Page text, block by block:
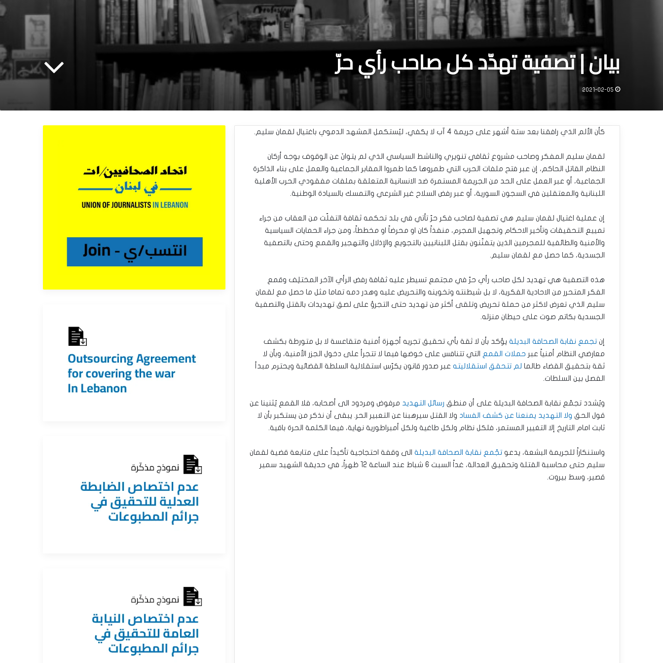
بيان | تصفية تهدّد كل صاحب رأي حرّ
2021-02-05
كأن الألم الذي رافقنا بعد ستة أشهر على جريمة 4 آب لا يكفي، ليُستكمل المشهد الدموي باغتيال لقمان سليم.
لقمان سليم المفكر وصاحب مشروع ثقافي تنويري والناشط السياسي الذي لم يتوانَ عن الوقوف بوجه أركان
النظام القاتل الحاكم، إن عبر فتح ملفات الحرب التي طمروها كما طمروا المقابر الجماعية والعمل على بناء الذاكرة
الجماعية، أو عبر العمل على الحد من الجريمة المستمرة ضد الانسانية المتعلقة بملفات مفقودي الحرب الأهلية
اللبنانية والمعتقلين في السجون السورية، أو عبر رفض السلاح غير الشرعي والتمسك بالسيادة الوطنية.
إن عملية اغتيال لقمان سليم هي تصفية لصاحب فكر حرّ تأتي في بلد تحكمه ثقافة التفلّت من العقاب من جراء
تمييع التحقيقات وتأخير الاحكام وتجهيل المجرم، منفذاً كان او محرضاً او مخططاً، ومن جراء الحمايات السياسية
والأمنية والطائفية للمجرمين الذين يتفنّنون بقتل اللبنانيين بالتجويع والإذلال والتهجير والقمع وحتى بالتصفية
الجسدية، كما حصل مع لقمان سليم.
هذه التصفية هي تهديد لكل صاحب رأي حرّ في مجتمع تسيطر عليه ثقافة رفض الرأي الآخر المختلِف وقمع
الفكر المتحرر من الاحادية الفكرية، لا بل شيطنته وتخوينه والتحريض عليه وهدر دمه تماما مثل ما حصل مع لقمان
سليم الذي تعرض لاكثر من حملة تحريض وتلقى أكثر من تهديد حتى التجرؤ على لصق تهديدات بالقتل والتصفية
الجسدية بكاتم صوت على حيطان منزله.
إن تجمع نقابة الصحافة البديلة يؤكد بأن لا ثقة بأي تحقيق تجريه أجهزة أمنية متقاعسة لا بل متورطة بكشف
معارضي النظام أمنياً عبر حملات القمع
التي تتنافس على خوضها فيما لا تتجرأ على دخول الجزر الأمنية، وبأن لا
ثقة بتحقيق القضاء طالما لم تتحقق استقلاليته عبر صدور قانون يكرّس استقلالية السلطة القضائية ويحترم مبدأ
الفصل بين السلطات.
ويُشدد تجمّع نقابة الصحافة البديلة على أن منطق رسائل التهديد مرفوض ومردود الى أصحابه، فلا القمع يُثنينا عن
قول الحق ولا التهديد يمنعنا عن كشف الفساد ولا القتل سيرهبنا عن التعبير الحر. يبقى أن نذكر من يستكبر بأن لا
ثابت امام التاريخ إلا التغيير المستمر، فلكل نظام ولكل طاغية ولكل أمبراطورية نهاية، فيما الكلمة الحرة باقية.
واستنكاراً للجريمة البشعة، يدعو تجّمع نقابة الصحافة البديلة الى وقفة احتجاجية تأكيداً على متابعة قضية لقمان
سليم حتى محاسبة القتلة وتحقيق العدالة، غداً السبت 6 شباط عند الساعة 12 ظهراً، في حديقة الشهيد سمير
قصير، وسط بيروت.